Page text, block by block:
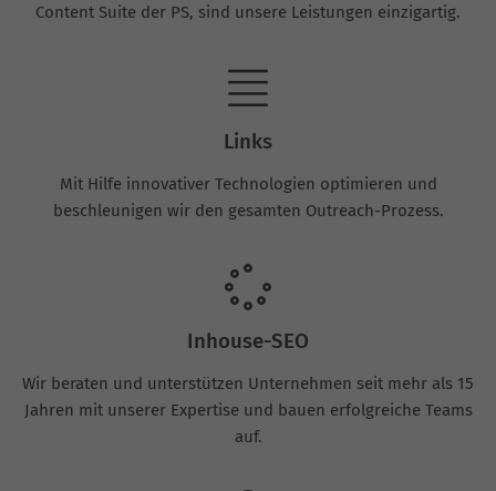
Content Suite der PS, sind unsere Leistungen einzigartig.
Links
Mit Hilfe innovativer Technologien optimieren und
beschleunigen wir den gesamten Outreach-Prozess.
Inhouse-SEO
Wir beraten und unterstützen Unternehmen seit mehr als 15
Jahren mit unserer Expertise und bauen erfolgreiche Teams
auf.